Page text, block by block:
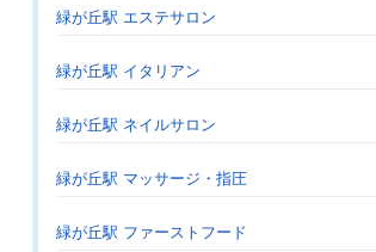
緑が丘駅 エステサロン
緑が丘駅 イタリアン
緑が丘駅 ネイルサロン
緑が丘駅 マッサージ・指圧
緑が丘駅 ファーストフード